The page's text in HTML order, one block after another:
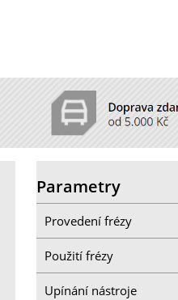
Parametry
Provedení frézy
Použití frézy
Upínání nástroje